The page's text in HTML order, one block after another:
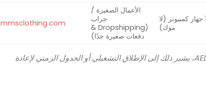
1 جهاز كمبيوتر (لا
موك)
الأعمال الصغيرة /
جراب
(Dropshipping &
دفعات صغيرة جدًا)
mmsclothing.com
*ملحوظة: “شرق . سنة” بالنسبة لبعض المنصات التي تعتمد على التكنولوجيا مثل AEL، يشير ذلك إلى الإطلاق التشغيلي أو الجدول الزمني لإعادة